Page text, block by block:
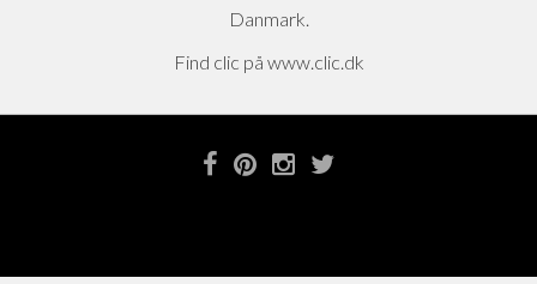
Danmark.
Find clic på www.clic.dk